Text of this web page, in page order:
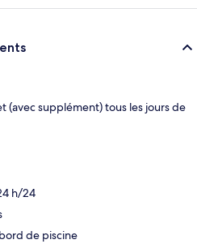
(avec supplément) tous les jours de
h/24
de piscine